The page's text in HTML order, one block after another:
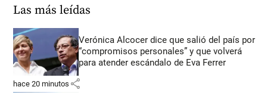
Las más leídas
Verónica Alcocer dice que salió del país por
“compromisos personales” y que volverá
para atender escándalo de Eva Ferrer
hace 20 minutos share